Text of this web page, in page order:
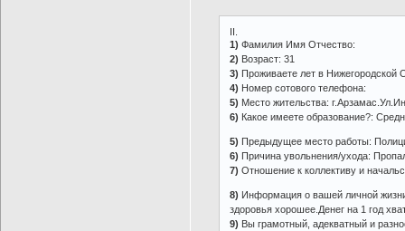
II.
1) Фамилия Имя Отчество:
2) Возраст: 31
3) Проживаете лет в Нижегородской
4) Номер сотового телефона:
5) Место жительства:
6) Какое имеете образование?:
5) Предыдущее место работы:
6) Причина увольнения/ухода:
7) Отношение к коллективу и
8) Информация о вашей личной
здоровья хорошее.Денег на 1 год
9) Вы грамотный, адекватный и